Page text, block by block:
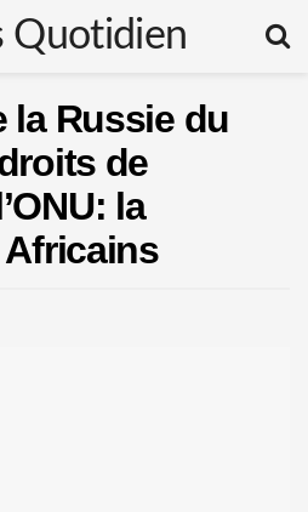
la Russie du
de
la